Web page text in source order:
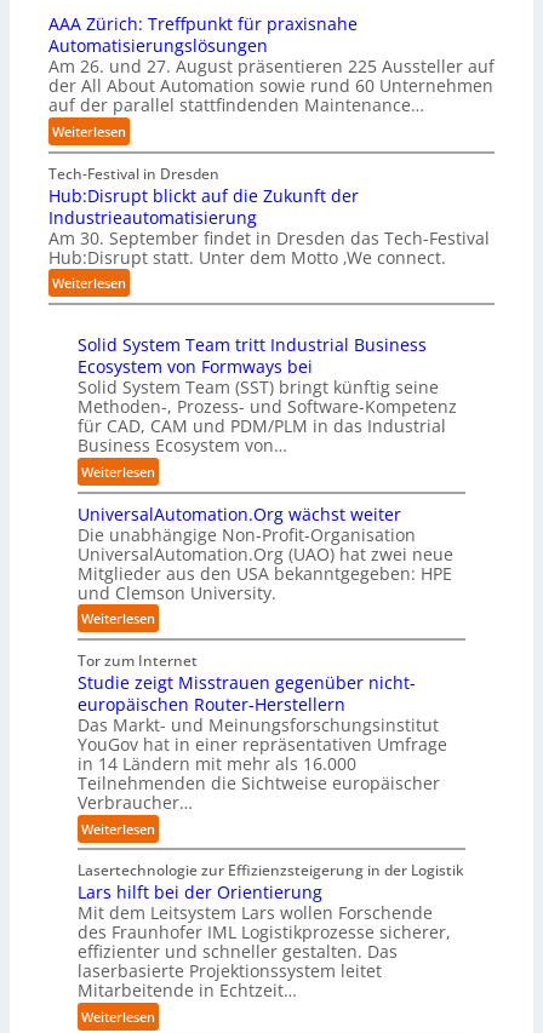
t
i
e
r
u
n
g
a
n
“
t
a
r
t
e
t
B
i
e
t
e
r
v
e
r
a
h
r
e
n
f
ü
r
d
e
n
G
i
g
a
c
t
o
r
y
-
A
u
b
a
u
u
f
t
S
t
e
f
n
S
c
h
w
a
b
u
m
C
o
-
C
E
O
t
e
r
n
e
h
m
w
o
l
l
e
n
e
c
h
e
n
z
e
n
t
r
e
n
i
n
D
e
u
t
s
c
h
l
a
n
d
AAA Zürich: Treffpunkt für praxisnahe
Automatisierungslösungen
Am 26. und 27. August präsentieren 225 Aussteller auf
der All About Automation sowie rund 60 Unternehmen
auf der parallel stattfindenden Maintenance…
Weiterlesen:
A
A
A
Z
ü
r
i
c
:
T
r
e
f
f
p
u
k
t
f
ü
r
p
r
a
x
i
s
n
a
h
e
A
u
t
o
m
a
t
i
s
i
Tech-Festival in Dresden
Hub:Disrupt blickt auf die Zukunft der
Industrieautomatisierung
Am 30. September findet in Dresden das Tech-Festival
Hub:Disrupt statt. Unter dem Motto ‚We connect.
Weiterlesen:
H
b
:
D
i
s
r
u
p
t
b
l
i
c
k
t
f
d
i
e
Z
u
k
u
f
t
d
e
r
I
n
d
Solid System Team tritt Industrial Business
Ecosystem von Formways bei
Solid System Team (SST) bringt künftig seine
Methoden-, Prozess- und Software-Kompetenz
für CAD, CAM und PDM/PLM in das Industrial
Business Ecosystem von…
Weiterlesen:
S
o
l
i
d
S
s
t
e
m
T
e
a
m
t
r
i
t
I
n
d
u
s
t
r
UniversalAutomation.Org wächst weiter
Die unabhängige Non-Profit-Organisation
UniversalAutomation.Org (UAO) hat zwei neue
Mitglieder aus den USA bekanntgegeben: HPE
und Clemson University.
Weiterlesen:
U
n
i
v
e
r
s
a
l
A
u
t
o
m
a
t
i
o
n
.
Tor zum Internet
Studie zeigt Misstrauen gegenüber nicht-
europäischen Router-Herstellern
Das Markt- und Meinungsforschungsinstitut
YouGov hat in einer repräsentativen Umfrage
in 14 Ländern mit mehr als 16.000
Teilnehmenden die Sichtweise europäischer
Verbraucher…
Weiterlesen:
S
t
u
d
i
e
z
e
Lasertechnologie zur Effizienzsteigerung in der Logistik
Lars hilft bei der Orientierung
Mit dem Leitsystem Lars wollen Forschende
des Fraunhofer IML Logistikprozesse sicherer,
effizienter und schneller gestalten. Das
laserbasierte Projektionssystem leitet
Mitarbeitende in Echtzeit…
Weiterlesen: